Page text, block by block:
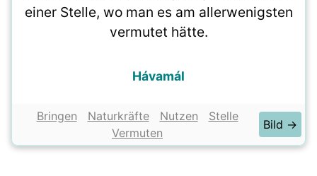
einer Stelle, wo man es am allerwenigsten
vermutet hätte.
Hávamál
Bringen Naturkräfte Nutzen
Stelle
Vermuten
Bild →